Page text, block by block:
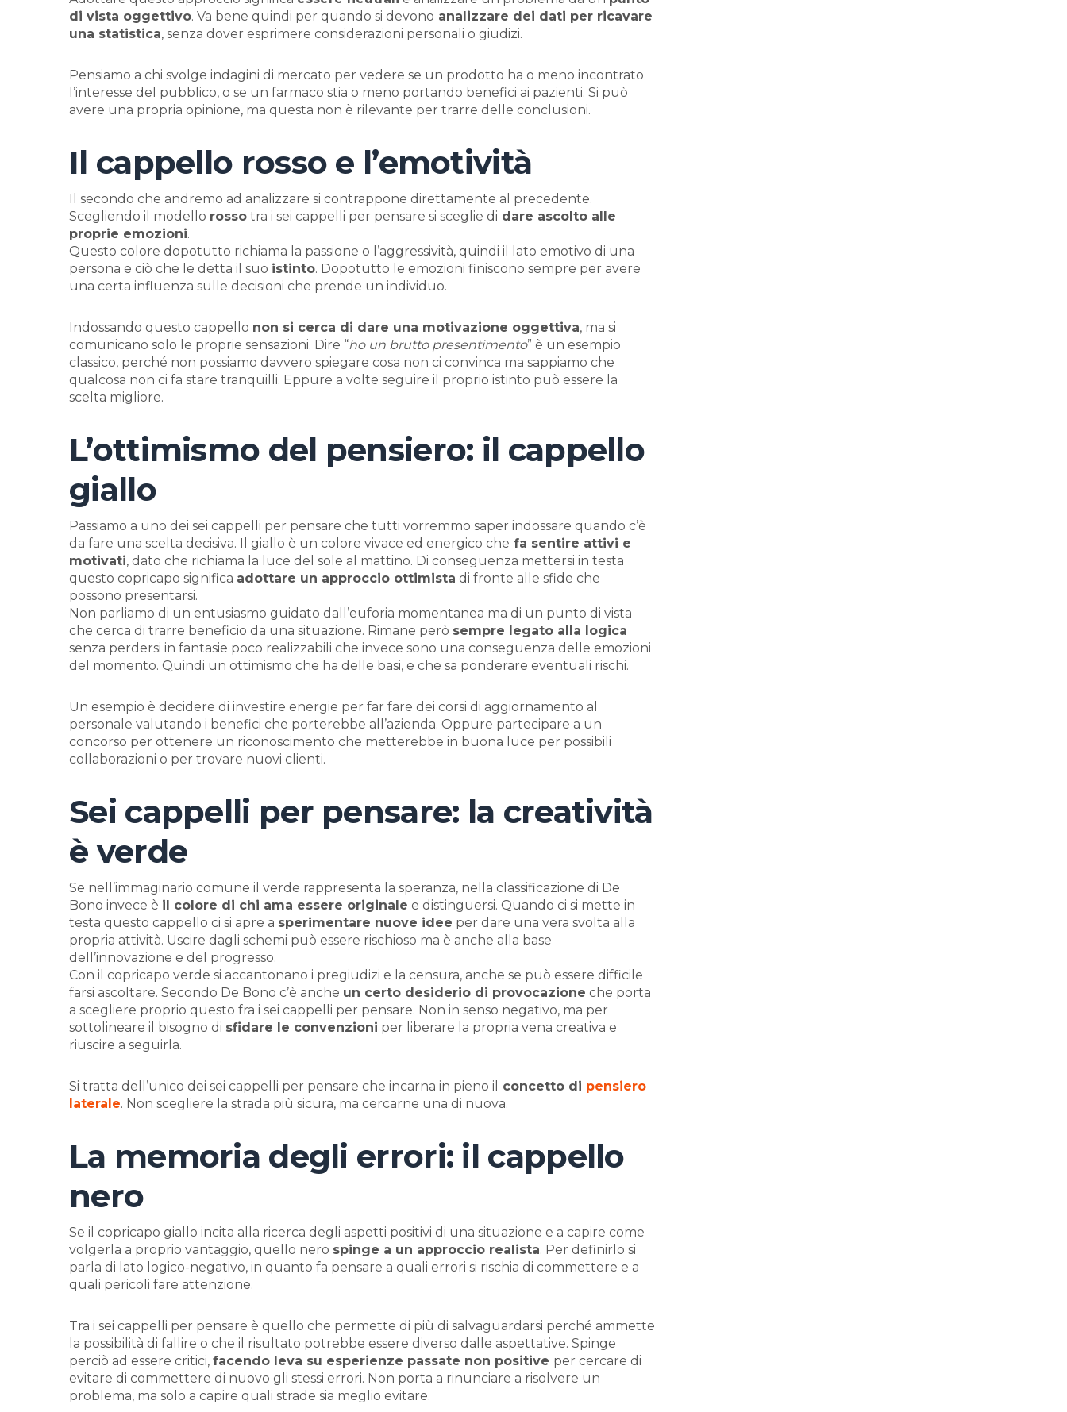
di vista oggettivo. Va bene quindi per quando si devono analizzare dei dati per ricavare
una statistica, senza dover esprimere considerazioni personali o giudizi.
Pensiamo a chi svolge indagini di mercato per vedere se un prodotto ha o meno incontrato
l’interesse del pubblico, o se un farmaco stia o meno portando benefici ai pazienti. Si può
avere una propria opinione, ma questa non è rilevante per trarre delle conclusioni.
Il cappello rosso e l’emotività
Il secondo che andremo ad analizzare si contrappone direttamente al precedente.
Scegliendo il modello rosso tra i sei cappelli per pensare si sceglie di dare ascolto alle
proprie emozioni.
Questo colore dopotutto richiama la passione o l’aggressività, quindi il lato emotivo di una
persona e ciò che le detta il suo istinto. Dopotutto le emozioni finiscono sempre per avere
una certa influenza sulle decisioni che prende un individuo.
Indossando questo cappello non si cerca di dare una motivazione oggettiva, ma si
comunicano solo le proprie sensazioni. Dire “ho un brutto presentimento” è un esempio
classico, perché non possiamo davvero spiegare cosa non ci convinca ma sappiamo che
qualcosa non ci fa stare tranquilli. Eppure a volte seguire il proprio istinto può essere la
scelta migliore.
L’ottimismo del pensiero: il cappello
giallo
Passiamo a uno dei sei cappelli per pensare che tutti vorremmo saper indossare quando c’è
da fare una scelta decisiva. Il giallo è un colore vivace ed energico che fa sentire attivi e
motivati, dato che richiama la luce del sole al mattino. Di conseguenza mettersi in testa
questo copricapo significa adottare un approccio ottimista di fronte alle sfide che
possono presentarsi.
Non parliamo di un entusiasmo guidato dall’euforia momentanea ma di un punto di vista
che cerca di trarre beneficio da una situazione. Rimane però sempre legato alla logica
senza perdersi in fantasie poco realizzabili che invece sono una conseguenza delle emozioni
del momento. Quindi un ottimismo che ha delle basi, e che sa ponderare eventuali rischi.
Un esempio è decidere di investire energie per far fare dei corsi di aggiornamento al
personale valutando i benefici che porterebbe all’azienda. Oppure partecipare a un
concorso per ottenere un riconoscimento che metterebbe in buona luce per possibili
collaborazioni o per trovare nuovi clienti.
Sei cappelli per pensare: la creatività
è verde
Se nell’immaginario comune il verde rappresenta la speranza, nella classificazione di De
Bono invece è il colore di chi ama essere originale e distinguersi. Quando ci si mette in
testa questo cappello ci si apre a sperimentare nuove idee per dare una vera svolta alla
propria attività. Uscire dagli schemi può essere rischioso ma è anche alla base
dell’innovazione e del progresso.
Con il copricapo verde si accantonano i pregiudizi e la censura, anche se può essere difficile
farsi ascoltare. Secondo De Bono c’è anche un certo desiderio di provocazione che porta
a scegliere proprio questo fra i sei cappelli per pensare. Non in senso negativo, ma per
sottolineare il bisogno di sfidare le convenzioni per liberare la propria vena creativa e
riuscire a seguirla.
Si tratta dell’unico dei sei cappelli per pensare che incarna in pieno il concetto di pensiero
laterale. Non scegliere la strada più sicura, ma cercarne una di nuova.
La memoria degli errori: il cappello
nero
Se il copricapo giallo incita alla ricerca degli aspetti positivi di una situazione e a capire come
volgerla a proprio vantaggio, quello nero spinge a un approccio realista. Per definirlo si
parla di lato logico-negativo, in quanto fa pensare a quali errori si rischia di commettere e a
quali pericoli fare attenzione.
Tra i sei cappelli per pensare è quello che permette di più di salvaguardarsi perché ammette
la possibilità di fallire o che il risultato potrebbe essere diverso dalle aspettative. Spinge
perciò ad essere critici, facendo leva su esperienze passate non positive per cercare di
evitare di commettere di nuovo gli stessi errori. Non porta a rinunciare a risolvere un
problema, ma solo a capire quali strade sia meglio evitare.